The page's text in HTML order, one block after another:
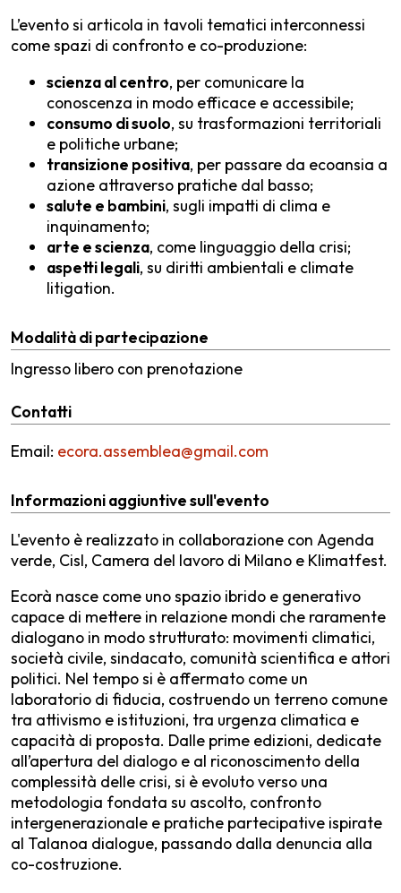
L’evento si articola in tavoli tematici interconnessi
come spazi di confronto e co-produzione:
scienza al centro, per comunicare la
conoscenza in modo efficace e accessibile;
consumo di suolo, su trasformazioni territoriali
e politiche urbane;
transizione positiva, per passare da ecoansia a
azione attraverso pratiche dal basso;
salute e bambini, sugli impatti di clima e
inquinamento;
arte e scienza, come linguaggio della crisi;
aspetti legali, su diritti ambientali e climate
litigation.
Modalità di partecipazione
Ingresso libero con prenotazione
Contatti
Email: ecora.assemblea@gmail.com
Informazioni aggiuntive sull'evento
L'evento è realizzato in collaborazione con Agenda
verde, Cisl, Camera del lavoro di Milano e Klimatfest.
Ecorà nasce come uno spazio ibrido e generativo
capace di mettere in relazione mondi che raramente
dialogano in modo strutturato: movimenti climatici,
società civile, sindacato, comunità scientifica e attori
politici. Nel tempo si è affermato come un
laboratorio di fiducia, costruendo un terreno comune
tra attivismo e istituzioni, tra urgenza climatica e
capacità di proposta. Dalle prime edizioni, dedicate
all’apertura del dialogo e al riconoscimento della
complessità delle crisi, si è evoluto verso una
metodologia fondata su ascolto, confronto
intergenerazionale e pratiche partecipative ispirate
al Talanoa dialogue, passando dalla denuncia alla
co-costruzione.